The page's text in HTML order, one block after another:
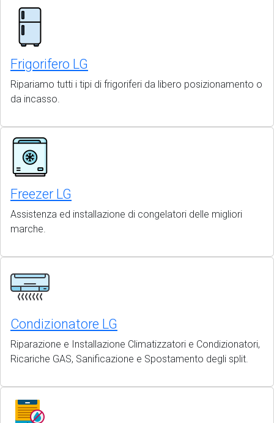
Frigorifero LG
Ripariamo tutti i tipi di frigoriferi da libero posizionamento o
da incasso.
Freezer LG
Assistenza ed installazione di congelatori delle migliori
marche.
Condizionatore LG
Riparazione e Installazione Climatizzatori e Condizionatori,
Ricariche GAS, Sanificazione e Spostamento degli split.